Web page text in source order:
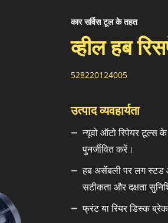
कार सर्विस टूल के तहत
व्हील हब
528220124005
उत्पाद व्यवहार्यता
न्यूवो ऑटो रिपेयर टूल्स
पुनर्जीवित करें।
हब असेंबली पर लग स्टड
सटीकता और दक्षता
फ्रंट या रियर डिस्क